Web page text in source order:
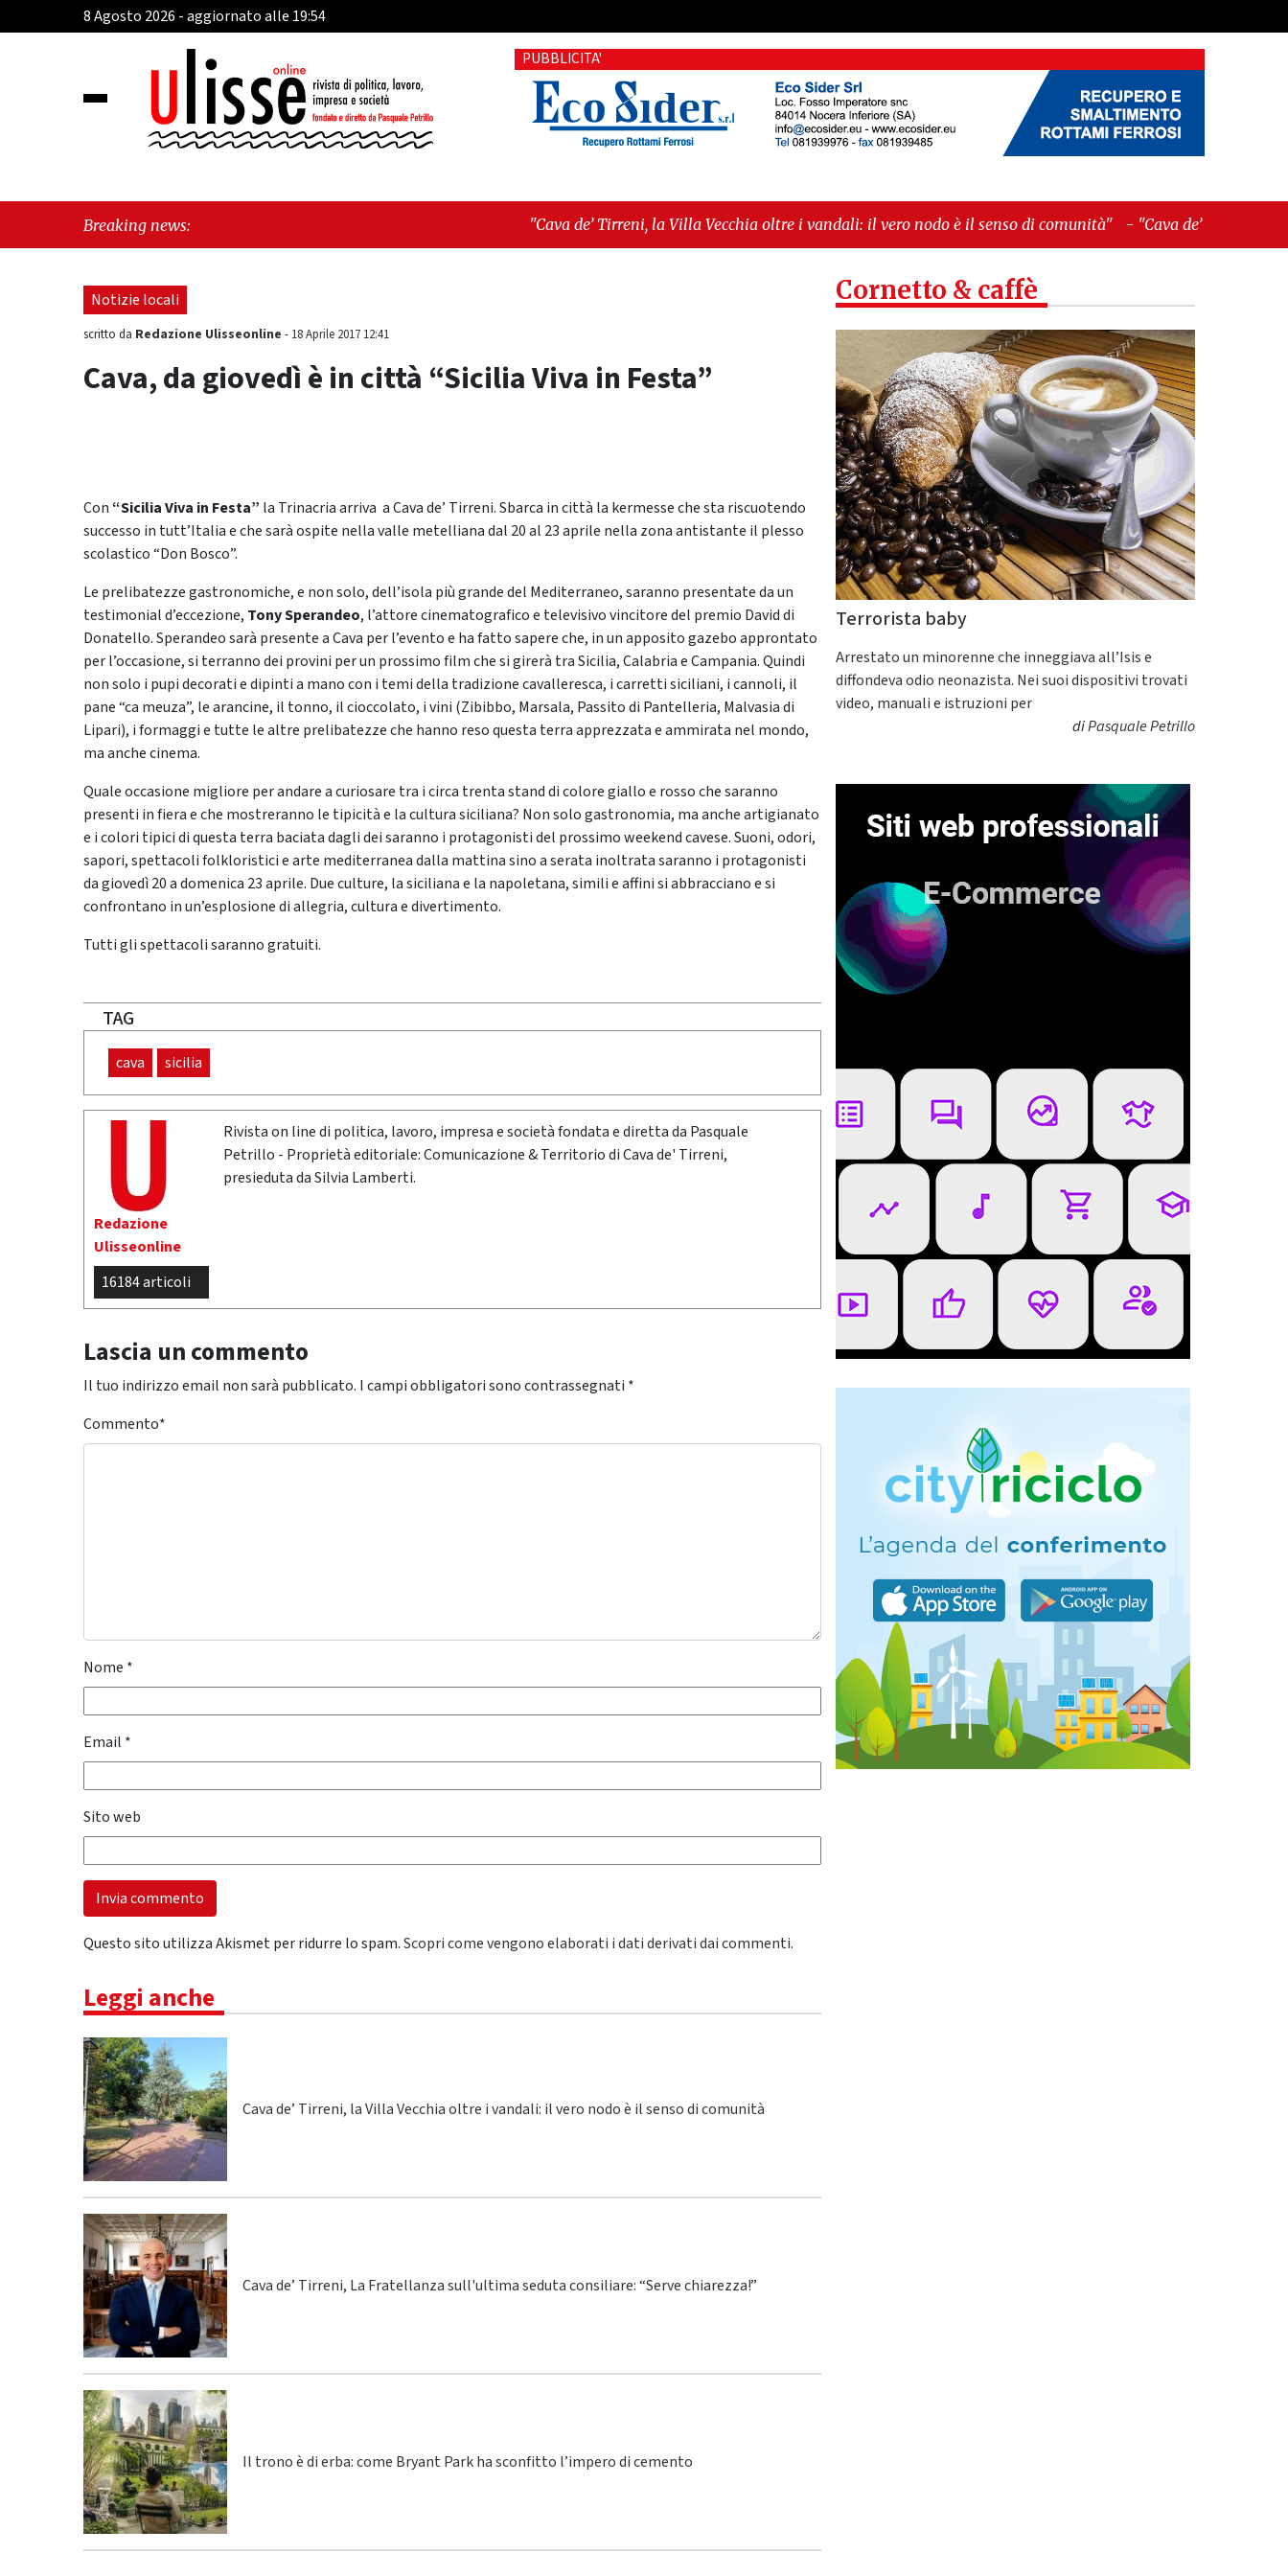
8 Agosto 2026 - aggiornato alle 19:54
PUBBLICITA'
Breaking news: "Cava de’ Tirreni, la Villa Vecchia oltre i vandali: il vero nodo è il senso di comunità" - "Cava de’ Tirreni, La
Fratellanza sull'ultima seduta consiliare: “Serve chiarezza!”"
Notizie locali
scritto da Redazione Ulisseonline - 18 Aprile 2017 12:41
Cava, da giovedì è in città “Sicilia Viva in Festa”
Con“Sicilia Viva in Festa” la Trinacria arriva a Cava de’ Tirreni. Sbarca in città la kermesse che sta riscuotendo
successo in tutt’Italia e che sarà ospite nella valle metelliana dal 20 al 23 aprile nella zona antistante il plesso
scolastico “Don Bosco”.
Le prelibatezze gastronomiche, e non solo, dell’isola più grande del Mediterraneo, saranno presentate da un
testimonial d’eccezione, Tony Sperandeo, l’attore cinematografico e televisivo vincitore del premio David di
Donatello. Sperandeo sarà presente a Cava per l’evento e ha fatto sapere che, in un apposito gazebo approntato
per l’occasione, si terranno dei provini per un prossimo film che si girerà tra Sicilia, Calabria e Campania. Quindi
non solo i pupi decorati e dipinti a mano con i temi della tradizione cavalleresca, i carretti siciliani, i cannoli, il
pane “ca meuza”, le arancine, il tonno, il cioccolato, i vini (Zibibbo, Marsala, Passito di Pantelleria, Malvasia di
Lipari), i formaggi e tutte le altre prelibatezze che hanno reso questa terra apprezzata e ammirata nel mondo,
ma anche cinema.
Quale occasione migliore per andare a curiosare tra i circa trenta stand di colore giallo e rosso che saranno
presenti in fiera e che mostreranno le tipicità e la cultura siciliana? Non solo gastronomia, ma anche artigianato
e i colori tipici di questa terra baciata dagli dei saranno i protagonisti del prossimo weekend cavese. Suoni, odori,
sapori, spettacoli folkloristici e arte mediterranea dalla mattina sino a serata inoltrata saranno i protagonisti
da giovedì 20 a domenica 23 aprile. Due culture, la siciliana e la napoletana, simili e affini si abbracciano e si
confrontano in un’esplosione di allegria, cultura e divertimento.
Tutti gli spettacoli saranno gratuiti.
TAG
cava sicilia
Redazione
Ulisseonline
16184 articoli
Rivista on line di politica, lavoro, impresa e società fondata e diretta da Pasquale
Petrillo - Proprietà editoriale: Comunicazione & Territorio di Cava de' Tirreni,
presieduta da Silvia Lamberti.
Lascia un commento
Il tuo indirizzo email non sarà pubblicato. I campi obbligatori sono contrassegnati *
Commento*
Nome *
Email *
Sito web
Questo sito utilizza Akismet per ridurre lo spam.Scopri come vengono elaborati i dati derivati dai commenti.
Leggi anche
Cava de’ Tirreni, la Villa Vecchia oltre i vandali: il vero nodo è il senso di comunità
Cava de’ Tirreni, La Fratellanza sull'ultima seduta consiliare: “Serve chiarezza!”
Il trono è di erba: come Bryant Park ha sconfitto l’impero di cemento
Cornetto & caffè
Terrorista baby
Arrestato un minorenne che inneggiava all’Isis e
diffondeva odio neonazista. Nei suoi dispositivi trovati
video, manuali e istruzioni per
diPasquale Petrillo